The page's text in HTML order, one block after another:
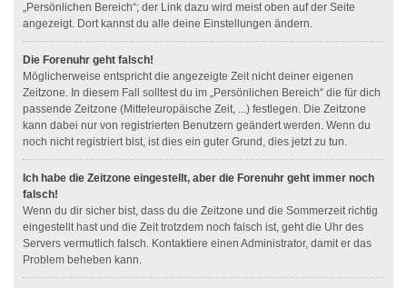
„Persönlichen Bereich“; der Link dazu wird meist oben auf der Seite
angezeigt. Dort kannst du alle deine Einstellungen ändern.
Die Forenuhr geht falsch!
Möglicherweise entspricht die angezeigte Zeit nicht deiner eigenen
Zeitzone. In diesem Fall solltest du im „Persönlichen Bereich“ die für dich
passende Zeitzone (Mitteleuropäische Zeit, ...) festlegen. Die Zeitzone
kann dabei nur von registrierten Benutzern geändert werden. Wenn du
noch nicht registriert bist, ist dies ein guter Grund, dies jetzt zu tun.
Ich habe die Zeitzone eingestellt, aber die Forenuhr geht immer noch
falsch!
Wenn du dir sicher bist, dass du die Zeitzone und die Sommerzeit richtig
eingestellt hast und die Zeit trotzdem noch falsch ist, geht die Uhr des
Servers vermutlich falsch. Kontaktiere einen Administrator, damit er das
Problem beheben kann.